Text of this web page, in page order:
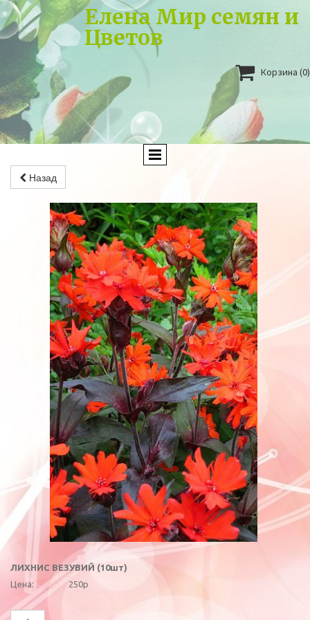
Елена Мир семян и
Цветов
 Корзина (0)
Назад
ЛИХНИС ВЕЗУВИЙ (10шт)
Цена:
250р